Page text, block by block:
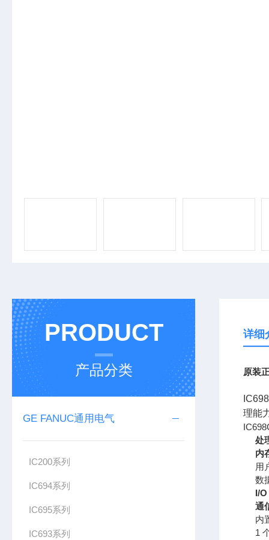
PRODUCT
产品分类
GE FANUC通用电气
IC200系列
IC694系列
IC695系列
IC693系列
详细
原装
理能
处
内
用
数
I/
通
内
1